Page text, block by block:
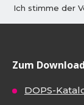
Ich stimme der
Zum Download
DOPS-